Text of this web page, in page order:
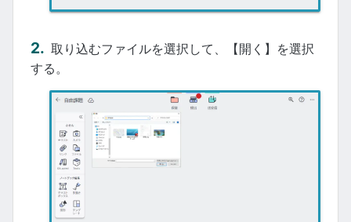
取り込むファイルを選択して、【開く】を選択
する。